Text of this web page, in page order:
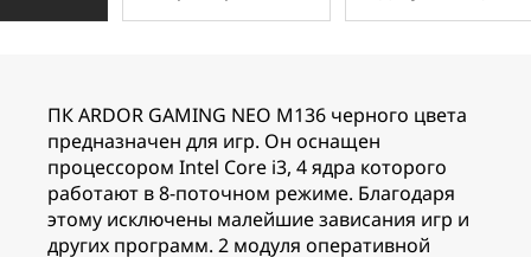
ПК ARDOR GAMING NEO M136 черного цвета
предназначен для игр. Он оснащен
процессором Intel Core i3, 4 ядра которого
работают в 8-поточном режиме. Благодаря
этому исключены малейшие зависания игр и
других программ. 2 модуля оперативной